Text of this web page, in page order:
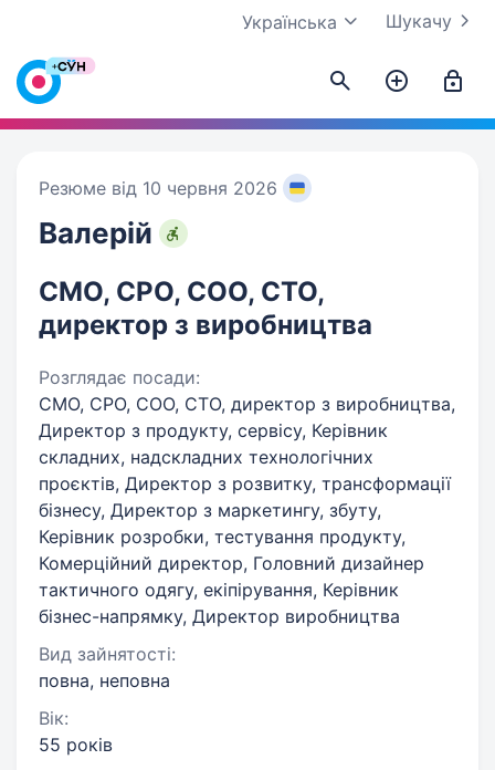
Шукачу
Українська
Резюме від 10 червня 2026
Валерій
СMO, CPO, COO, CTO,
директор з виробництва
Розглядає посади:
СMO, CPO, COO, CTO, директор з виробництва,
Директор з продукту, сервісу, Керівник
складних, надскладних технологічних
проєктів, Директор з розвитку, трансформації
бізнесу, Директор з маркетингу, збуту,
Керівник розробки, тестування продукту,
Комерційний директор, Головний дизайнер
тактичного одягу, екіпірування, Керівник
бізнес-напрямку, Директор виробництва
Вид зайнятості:
повна, неповна
Вік:
55 років